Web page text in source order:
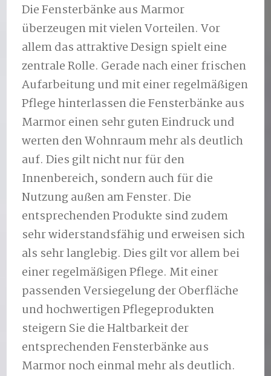
Die Fensterbänke aus Marmor
überzeugen mit vielen Vorteilen. Vor
allem das attraktive Design spielt eine
zentrale Rolle. Gerade nach einer frischen
Aufarbeitung und mit einer regelmäßigen
Pflege hinterlassen die Fensterbänke aus
Marmor einen sehr guten Eindruck und
werten den Wohnraum mehr als deutlich
auf. Dies gilt nicht nur für den
Innenbereich, sondern auch für die
Nutzung außen am Fenster. Die
entsprechenden Produkte sind zudem
sehr widerstandsfähig und erweisen sich
als sehr langlebig. Dies gilt vor allem bei
einer regelmäßigen Pflege. Mit einer
passenden Versiegelung der Oberfläche
und hochwertigen Pflegeprodukten
steigern Sie die Haltbarkeit der
entsprechenden Fensterbänke aus
Marmor noch einmal mehr als deutlich.